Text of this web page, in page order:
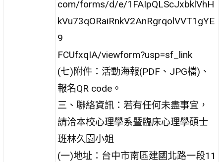
com/forms/d/e/1FAIpQLScJxbklVhH
kVu73qORaiRnkV2AnRgrqolVVT1gYE
9
FCUfxqIA/viewform?usp=sf_link
(七)附件：活動海報(PDF、JPG檔)、
報名QR code。
三、聯絡資訊：若有任何未盡事宜，
請洽本校心理學系暨臨床心理學碩士
班林久園小姐
(一)地址：台中市南區建國北路一段11